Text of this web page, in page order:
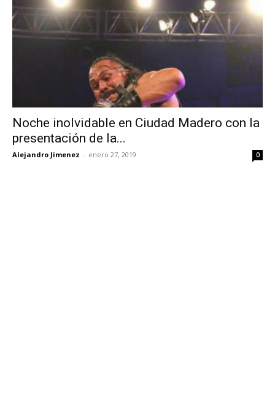
Noche inolvidable en Ciudad Madero con la
presentación de la...
Alejandro Jimenez - enero 27, 2019 0